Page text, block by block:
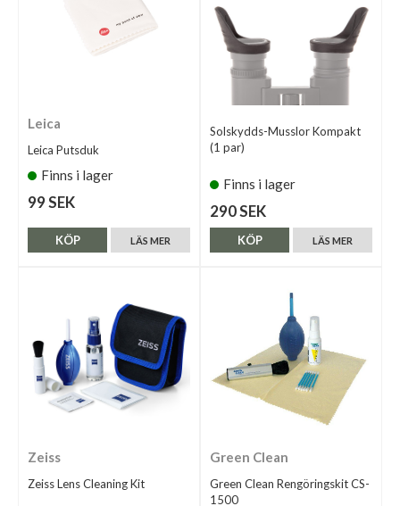
Leica
Leica Putsduk
Finns i lager
99 SEK
LÄS MER
KÖP
Solskydds-Musslor Kompakt
(1 par)
Finns i lager
290 SEK
LÄS MER
KÖP
Zeiss
Zeiss Lens Cleaning Kit
Green Clean
Green Clean Rengöringskit CS-
1500